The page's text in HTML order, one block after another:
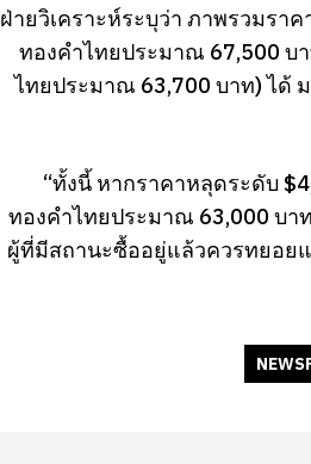
ฝ่ายวิเคราะห์ระบุว่า ภาพรวมรา
ทองคำไทยประมาณ 67,500 บ
ไทยประมาณ 63,700 บาท) ได้
“ทั้งนี้ หากราคาหลุดระดับ
ทองคำไทยประมาณ 63,000 บา
ผู้ที่มีสถานะซื้ออยู่แล้วควรทยอยแ